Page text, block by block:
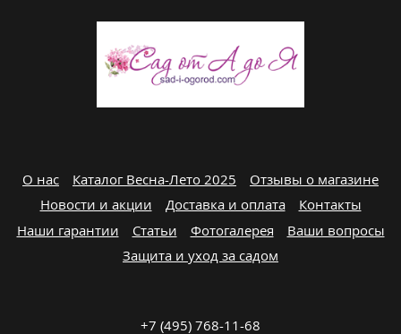
О нас Каталог Весна-Лето 2025
Отзывы о магазине
Новости и акции
Доставка и оплата
Контакты
Наши гарантии
Статьи Фотогалерея
Ваши вопросы
Защита и уход за садом
+7 (495) 768-11-68